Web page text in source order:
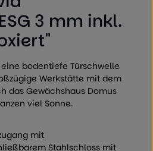
3 mm inkl.
bodentiefe Türschwelle
Werkstätte mit dem
das Gewächshaus Domus
viel Sonne.
mit
Stahlschloss mit